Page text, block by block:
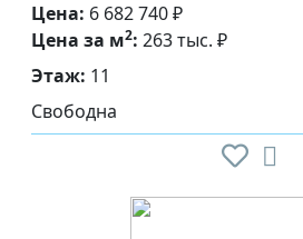
Цена: 6 682 740 ₽
Цена за м2: 263 тыс. ₽
Этаж: 11
Свободна